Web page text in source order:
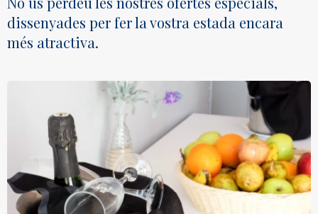
dissenyades per fer la vostra estada encara
més atractiva.